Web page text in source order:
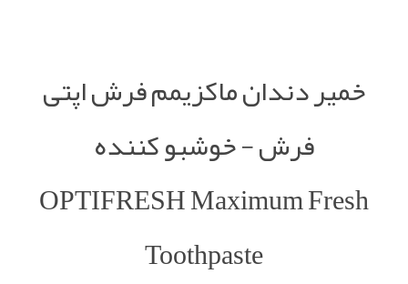
خمیر دندان ماکزیمم فرش اپتی
فرش - خوشبو کننده
OPTIFRESH Maximum Fresh
Toothpaste